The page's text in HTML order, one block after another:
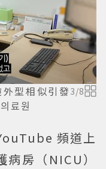
型相似引發
료원
3/8
頻道上
房（NICU）